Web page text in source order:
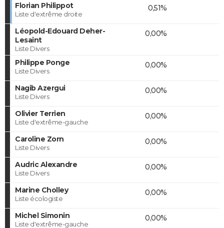
Florian Philippot
Liste d'extrême droite
0,51%
Léopold-Edouard Deher-
Lesaint
Liste Divers
0,00%
Philippe Ponge
Liste Divers
0,00%
Nagib Azergui
Liste Divers
0,00%
Olivier Terrien
Liste d'extrême-gauche
0,00%
Caroline Zorn
Liste Divers
0,00%
Audric Alexandre
Liste Divers
0,00%
Marine Cholley
Liste écologiste
0,00%
Michel Simonin
Liste d'extrême-gauche
0,00%